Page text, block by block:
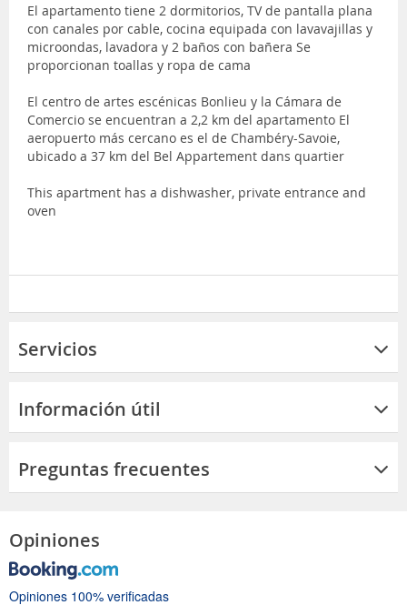
El apartamento tiene 2 dormitorios, TV de pantalla plana
con canales por cable, cocina equipada con lavavajillas y
microondas, lavadora y 2 baños con bañera Se
proporcionan toallas y ropa de cama
El centro de artes escénicas Bonlieu y la Cámara de
Comercio se encuentran a 2,2 km del apartamento El
aeropuerto más cercano es el de Chambéry-Savoie,
ubicado a 37 km del Bel Appartement dans quartier
This apartment has a dishwasher, private entrance and
oven
Servicios
Información útil
Preguntas frecuentes
Opiniones
Opiniones 100% verificadas